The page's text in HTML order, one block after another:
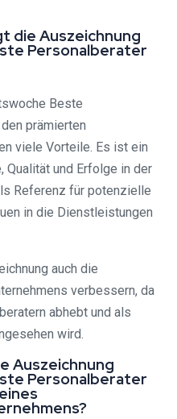
die Auszeichnung
Personalberater
Beste
prämierten
viele Vorteile. Es ist ein
Qualität und Erfolge in der
Referenz für potenzielle
in die Dienstleistungen
auch die
verbessern, da
abhebt und als
wird.
Auszeichnung
Personalberater